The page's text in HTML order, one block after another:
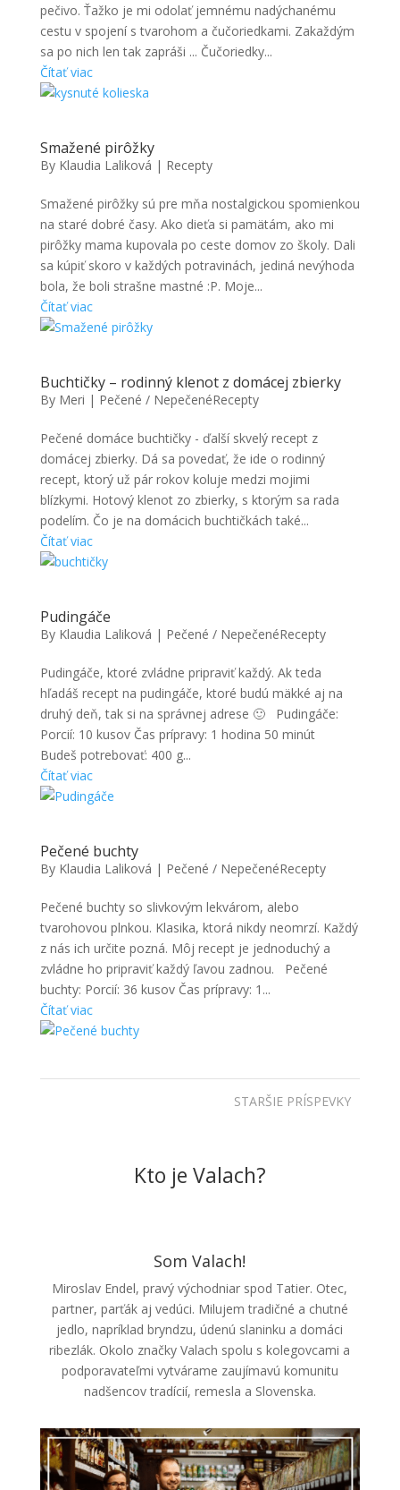
pečivo. Ťažko je mi odolať jemnému nadýchanému
cestu v spojení s tvarohom a čučoriedkami. Zakaždým
sa po nich len tak zapráši ... Čučoriedky...
Čítať viac
Smažené pirôžky
By Klaudia Laliková | Recepty
Smažené pirôžky sú pre mňa nostalgickou spomienkou
na staré dobré časy. Ako dieťa si pamätám, ako mi
pirôžky mama kupovala po ceste domov zo školy. Dali
sa kúpiť skoro v každých potravinách, jediná nevýhoda
bola, že boli strašne mastné :P. Moje...
Čítať viac
Buchtičky – rodinný klenot z domácej zbierky
By Meri | Pečené / NepečenéRecepty
Pečené domáce buchtičky - ďalší skvelý recept z
domácej zbierky. Dá sa povedať, že ide o rodinný
recept, ktorý už pár rokov koluje medzi mojimi
blízkymi. Hotový klenot zo zbierky, s ktorým sa rada
podelím. Čo je na domácich buchtičkách také...
Čítať viac
Pudingáče
By Klaudia Laliková | Pečené / NepečenéRecepty
Pudingáče, ktoré zvládne pripraviť každý. Ak teda
hľadáš recept na pudingáče, ktoré budú mäkké aj na
druhý deň, tak si na správnej adrese 🙂 Pudingáče:
Porcií: 10 kusov Čas prípravy: 1 hodina 50 minút
Budeš potrebovať: 400 g...
Čítať viac
Pečené buchty
By Klaudia Laliková | Pečené / NepečenéRecepty
Pečené buchty so slivkovým lekvárom, alebo
tvarohovou plnkou. Klasika, ktorá nikdy neomrzí. Každý
z nás ich určite pozná. Môj recept je jednoduchý a
zvládne ho pripraviť každý ľavou zadnou. Pečené
buchty: Porcií: 36 kusov Čas prípravy: 1...
Čítať viac
STARŠIE PRÍSPEVKY
Kto je Valach?
Som Valach!
Miroslav Endel, pravý východniar spod Tatier. Otec,
partner, parťák aj vedúci. Milujem tradičné a chutné
jedlo, napríklad bryndzu, údenú slaninku a domáci
ribezlák. Okolo značky Valach spolu s kolegovcami a
podporavateľmi vytvárame zaujímavú komunitu
nadšencov tradícií, remesla a Slovenska.